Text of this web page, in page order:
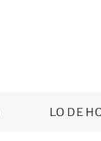
LO DE